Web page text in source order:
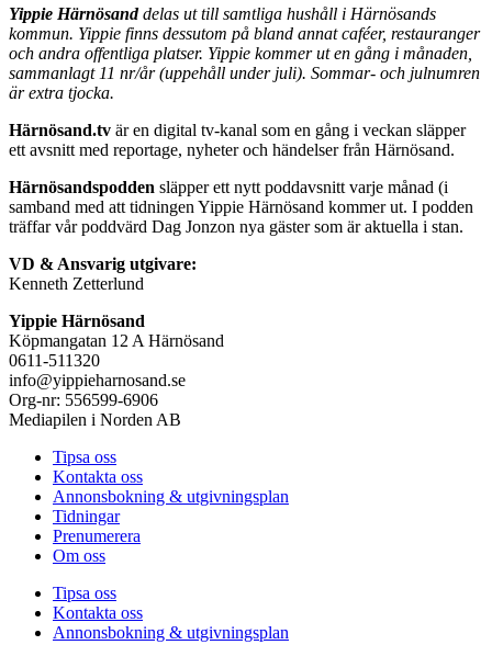
Yippie Härnösanddelas ut till samtliga hushåll i Härnösands
kommun. Yippie finns dessutom på bland annat caféer, restauranger
och andra offentliga platser. Yippie kommer ut en gång i månaden,
sammanlagt 11 nr/år (uppehåll under juli). Sommar- och julnumren
är extra tjocka.
Härnösand.tv är en digital tv-kanal som en gång i veckan släpper
ett avsnitt med reportage, nyheter och händelser från Härnösand.
Härnösandspodden släpper ett nytt poddavsnitt varje månad (i
samband med att tidningen Yippie Härnösand kommer ut. I podden
träffar vår poddvärd Dag Jonzon nya gäster som är aktuella i stan.
VD & Ansvarig utgivare:
Kenneth Zetterlund
Yippie Härnösand
Köpmangatan 12 A Härnösand
0611-511320
info@yippieharnosand.se
Org-nr: 556599-6906
Mediapilen i Norden AB
Tipsa oss
Kontakta oss
Annonsbokning & utgivningsplan
Tidningar
Prenumerera
Om oss
Tipsa oss
Kontakta oss
Annonsbokning & utgivningsplan